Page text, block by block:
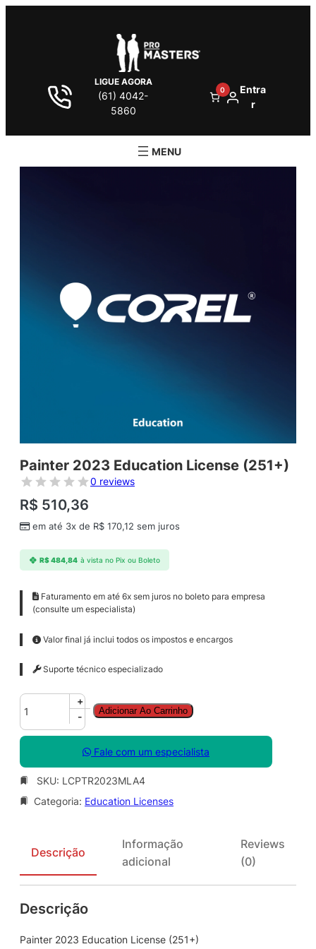
LIGUE AGORA
(61) 4042-
5860
0
Entra
r
Painter 2023 Education License (251+)
0 reviews
R$ 510,36
em até 3x de R$ 170,12 sem juros
R$484,84 à vista no Pix ou Boleto
Faturamento em até 6x sem juros no boleto para empresa
(consulte um especialista)
Valor final já inclui todos os impostos e encargos
Suporte técnico especializado
P
i
n
e
2
d
c
t
+
-
Adicionar Ao Carrinho
Fale com um especialista
SKU: LCPTR2023MLA4
Categoria: Education Licenses
Descrição
Informação
adicional
Reviews
(0)
Descrição
Painter 2023 Education License (251+)